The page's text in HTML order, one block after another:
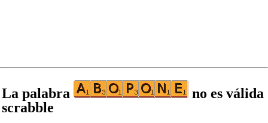
La palabra
no es válida
scrabble